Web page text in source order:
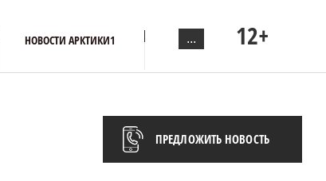
НОВОСТИ АРКТИКИ1 ... 12+
ПРЕДЛОЖИТЬ НОВОСТЬ